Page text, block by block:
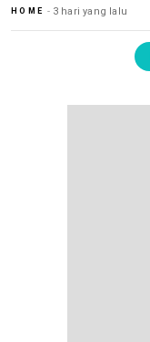
HOME 3 hari yang lalu